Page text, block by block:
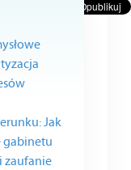
Jak
gabinetu
zaufanie